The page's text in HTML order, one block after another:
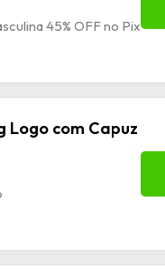
45% OFF no Pix
Logo com Capuz